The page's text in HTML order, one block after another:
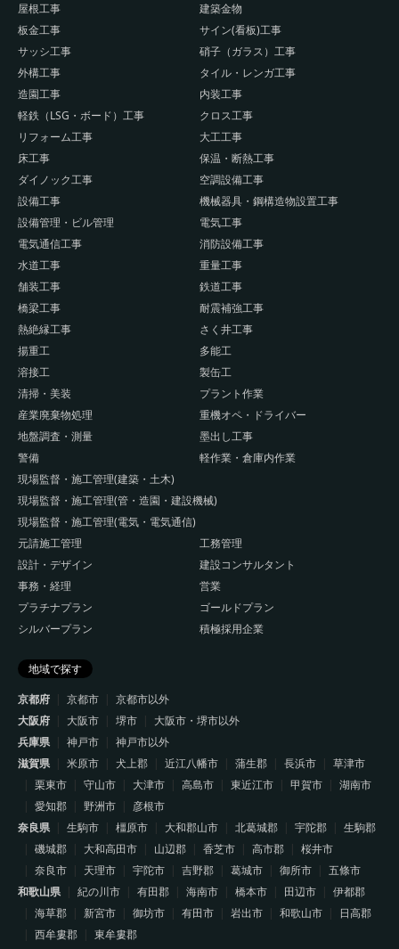
屋根工事
建築金物
板金工事
サイン(看板)工事
サッシ工事
硝子（ガラス）工事
外構工事
タイル・レンガ工事
造園工事
内装工事
軽鉄（LSG・ボード）工事
クロス工事
リフォーム工事
大工工事
床工事
保温・断熱工事
ダイノック工事
空調設備工事
設備工事
機械器具・鋼構造物設置工事
設備管理・ビル管理
電気工事
電気通信工事
消防設備工事
水道工事
重量工事
舗装工事
鉄道工事
橋梁工事
耐震補強工事
熱絶縁工事
さく井工事
揚重工
多能工
溶接工
製缶工
清掃・美装
プラント作業
産業廃棄物処理
重機オペ・ドライバー
地盤調査・測量
墨出し工事
警備
軽作業・倉庫内作業
現場監督・施工管理(建築・土木)
現場監督・施工管理(管・造園・建設機械)
現場監督・施工管理(電気・電気通信)
元請施工管理
工務管理
設計・デザイン
建設コンサルタント
事務・経理
営業
プラチナプラン
ゴールドプラン
シルバープラン
積極採用企業
地域で探す
京都府
京都市
京都市以外
大阪府
大阪市 堺市
大阪市・堺市以外
兵庫県
神戸市
神戸市以外
滋賀県
米原市 犬上郡 近江八幡市 蒲生郡 長浜市
草津市
栗東市
守山市 大津市 高島市 東近江市 甲賀市
湖南市
愛知郡
野洲市
彦根市
奈良県
生駒市 橿原市 大和郡山市 北葛城郡 宇陀郡
生駒郡
磯城郡
大和高田市 山辺郡 香芝市 高市郡
桜井市
奈良市
天理市 宇陀市 吉野郡 葛城市 御所市
五條市
和歌山県
紀の川市 有田郡 海南市 橋本市 田辺市
伊都郡
海草郡
新宮市 御坊市 有田市 岩出市 和歌山市
日高郡
西牟婁郡
東牟婁郡